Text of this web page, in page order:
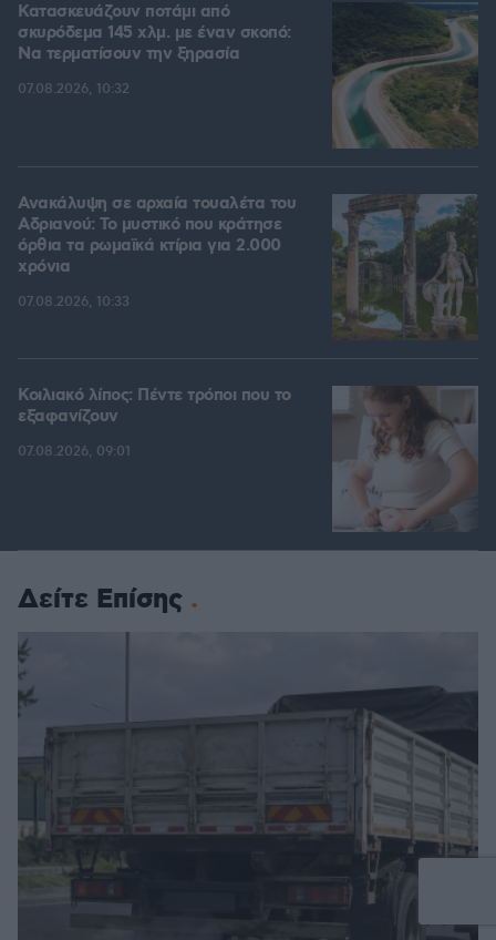
Κατασκευάζουν ποτάμι από
σκυρόδεμα 145 χλμ. με έναν σκοπό:
Να τερματίσουν την ξηρασία
07.08.2026, 10:32
Ανακάλυψη σε αρχαία τουαλέτα του
Αδριανού: Το μυστικό που κράτησε
όρθια τα ρωμαϊκά κτίρια για 2.000
χρόνια
07.08.2026, 10:33
Κοιλιακό λίπος: Πέντε τρόποι που το
εξαφανίζουν
07.08.2026, 09:01
Δείτε Επίσης